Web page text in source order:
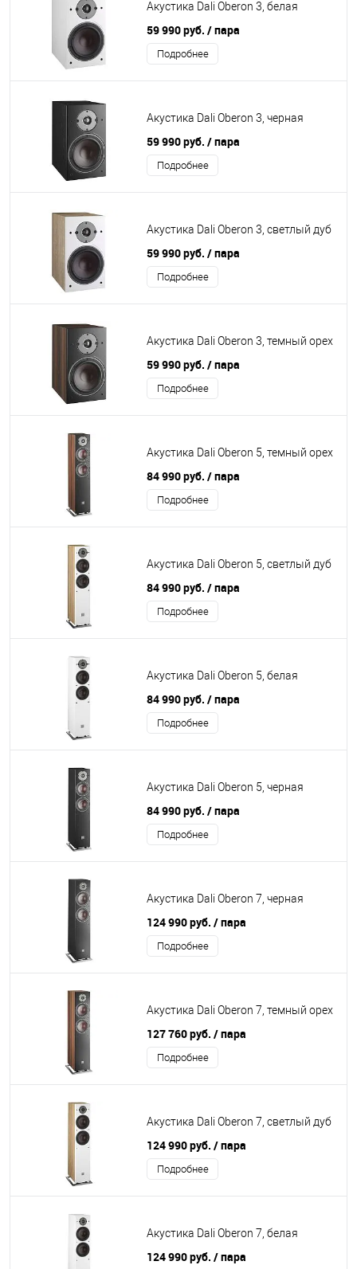
Акустика Dali Oberon 3, белая
59 990 руб. / пара
Подробнее
Акустика Dali Oberon 3, черная
59 990 руб. / пара
Подробнее
Акустика Dali Oberon 3, светлый дуб
59 990 руб. / пара
Подробнее
Акустика Dali Oberon 3, темный орех
59 990 руб. / пара
Подробнее
Акустика Dali Oberon 5, темный орех
84 990 руб. / пара
Подробнее
Акустика Dali Oberon 5, светлый дуб
84 990 руб. / пара
Подробнее
Акустика Dali Oberon 5, белая
84 990 руб. / пара
Подробнее
Акустика Dali Oberon 5, черная
84 990 руб. / пара
Подробнее
Акустика Dali Oberon 7, черная
124 990 руб. / пара
Подробнее
Акустика Dali Oberon 7, темный орех
127 760 руб. / пара
Подробнее
Акустика Dali Oberon 7, светлый дуб
124 990 руб. / пара
Подробнее
Акустика Dali Oberon 7, белая
124 990 руб. / пара